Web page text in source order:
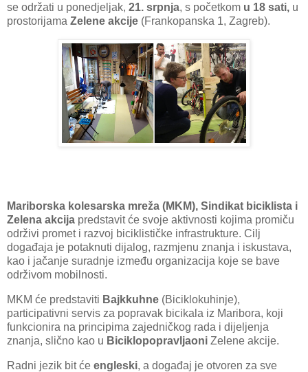
se održati u ponedjeljak, 21. srpnja, s početkom u 18 sati, u
prostorijama Zelene akcije (Frankopanska 1, Zagreb).
Mariborska kolesarska mreža (MKM), Sindikat biciklista i
Zelena akcija predstavit će svoje aktivnosti kojima promiču
održivi promet i razvoj biciklističke infrastrukture. Cilj
događaja je potaknuti dijalog, razmjenu znanja i iskustava,
kao i jačanje suradnje između organizacija koje se bave
održivom mobilnosti.
MKM će predstaviti Bajkkuhne (Biciklokuhinje),
participativni servis za popravak bicikala iz Maribora, koji
funkcionira na principima zajedničkog rada i dijeljenja
znanja, slično kao u Biciklopopravljaoni Zelene akcije.
Radni jezik bit će engleski, a događaj je otvoren za sve